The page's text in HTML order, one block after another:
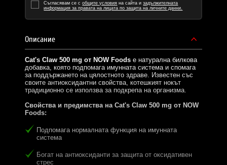
Съгласявам се собщите условия на сайта изадължителната
информация за правата на лицата по защита на личните данни.
Описание
Cat's Claw 500 mg от NOW Foods е натурална билкова
добавка, която подпомага имунната система и спомага
за поддържането на цялостното здраве. Известен със
своите антиоксидантни свойства, котешкият нокът
традиционно се използва за подкрепа на организма.
Свойства и предимства на Cat's Claw 500 mg от NOW
Foods:
Подпомага нормалната функция на имунната
система
Богат на антиоксиданти за защита от оксидативен
стрес